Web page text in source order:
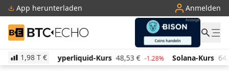
App herunterladen Anmelden
BTC-ECHO
1,98 T €
Kurs 48,53 € -1.28% Solana-Kurs 64,12 € 0.40% TRON-Kurs